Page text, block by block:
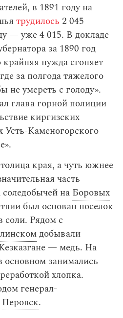
в 1891 году на
трудилось 2 045
— уже 4 015. В докладе
за 1890 год
крайняя нужда сгоняет
за полгода тяжелого
не умереть с голоду».
глава горной полиции
киргизских
Усть-Каменогорского
края, а чуть южнее
часть
соледобычей на Боровых
был основан поселок
Рядом с
добывали
— медь. На
основном занимались
хлопка.
генерал-
Перовск.